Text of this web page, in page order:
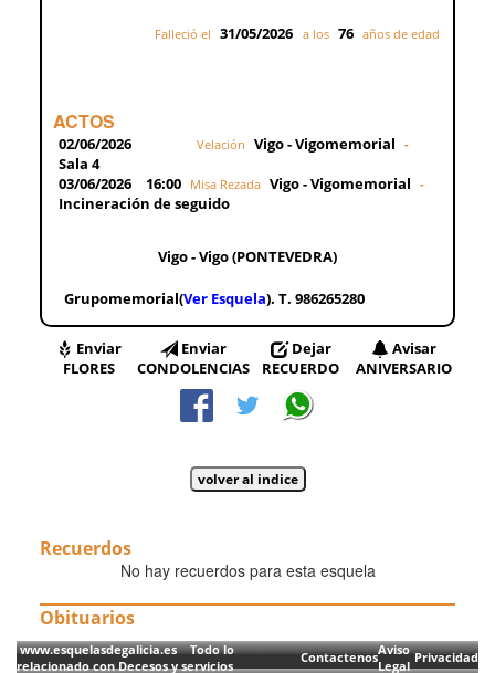
Falleció el 31/05/2026 a los 76 años de edad
ACTOS
02/06/2026 Velación Vigo - Vigomemorial -
Sala 4
03/06/2026
16:00 Misa Rezada Vigo - Vigomemorial -
Incineración de seguido
Vigo - Vigo (PONTEVEDRA)
Grupomemorial(Ver Esquela). T. 986265280
Enviar
FLORES
Enviar
CONDOLENCIAS
Dejar
RECUERDO
Avisar
ANIVERSARIO
Recuerdos
No hay recuerdos para esta esquela
Obituarios
www.esquelasdegalicia.es Todo lo
relacionado con Decesos y servicios
ContactenosAviso
Legal
Privacidad